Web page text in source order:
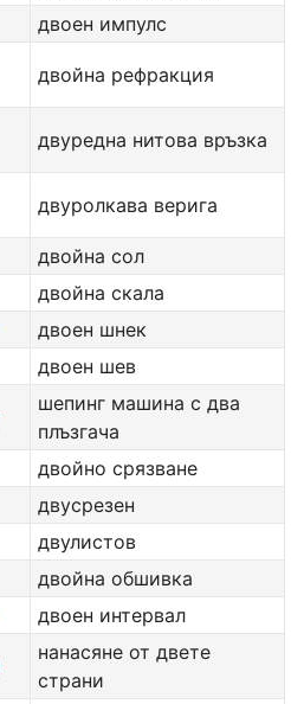
двоен импулс
двойна рефракция
двуредна нитова връзка
двуролкава верига
двойна сол
двойна скала
двоен шнек
двоен шев
шепинг машина с два
плъзгача
двойно срязване
двусрезен
двулистов
двойна обшивка
двоен интервал
нанасяне от двете
страни